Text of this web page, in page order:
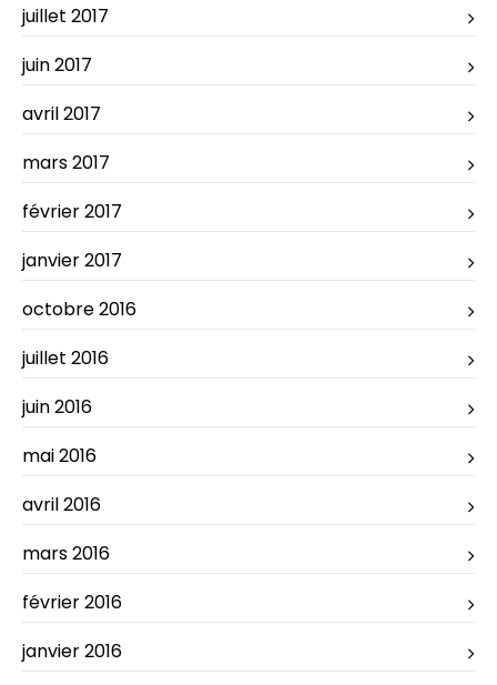
juillet 2017
juin 2017
avril 2017
mars 2017
février 2017
janvier 2017
octobre 2016
juillet 2016
juin 2016
mai 2016
avril 2016
mars 2016
février 2016
janvier 2016